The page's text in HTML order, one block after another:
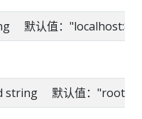
默认值：
string 默认值："root"